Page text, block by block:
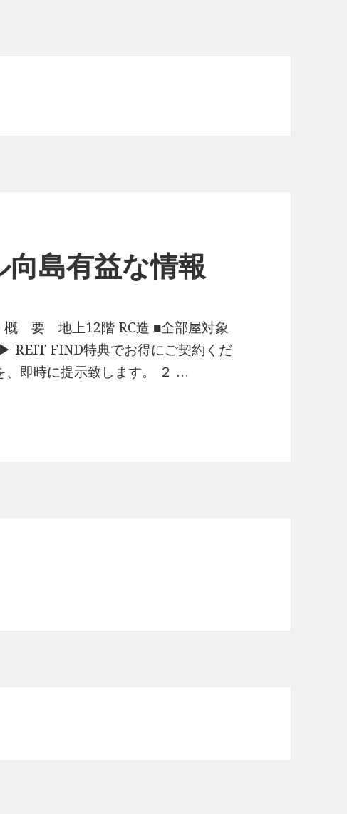
島有益な情報
要 地上12階 RC造 ■全部屋対象
REIT FIND特典でお得にご契約くだ
、即時に提示致します。 ２ …
な情報